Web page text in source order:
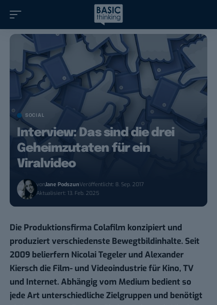
SOCIAL
Interview: Das sind die drei
Geheimzutaten für ein
Viralvideo
vonJane PodszunVeröffentlicht: 8. Sep. 2017
Aktualisiert: 13. Feb. 2025
Die Produktionsfirma Colafilm konzipiert und
produziert verschiedenste Bewegtbildinhalte. Seit
2009 belierfern Nicolai Tegeler und Alexander
Kiersch die Film- und Videoindustrie für Kino, TV
und Internet. Abhängig vom Medium bedient so
jede Art unterschiedliche Zielgruppen und benötigt